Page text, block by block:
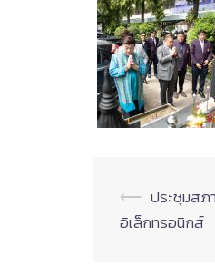
Post
⟵ ประชุมสภ
อิเล็กทรอนิกส์